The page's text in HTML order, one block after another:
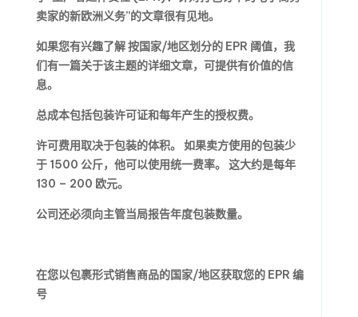
卖家的新欧洲义务”的文章很有见地。
如果您有兴趣了解 按国家/地区划分的 EPR 阈值，我
们有一篇关于该主题的详细文章，可提供有价值的信
息。
总成本包括包装许可证和每年产生的授权费。
许可费用取决于包装的体积。 如果卖方使用的包装少
于 1500 公斤，他可以使用统一费率。 这大约是每年
130 – 200 欧元。
公司还必须向主管当局报告年度包装数量。
在您以包裹形式销售商品的国家/地区获取您的 EPR 编
号